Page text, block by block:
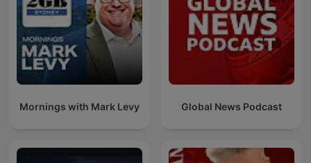
Mornings with Mark Levy Global News Podcast